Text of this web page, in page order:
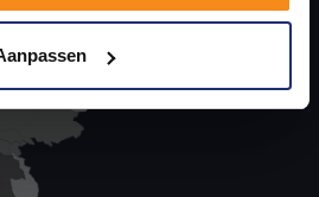
ervaar zelf het verschil!